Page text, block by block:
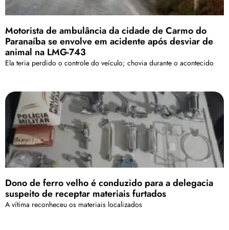
Motorista de ambulância da cidade de Carmo do
Paranaíba se envolve em acidente após desviar de
animal na LMG-743
Ela teria perdido o controle do veículo; chovia durante o acontecido
Dono de ferro velho é conduzido para a delegacia
suspeito de receptar materiais furtados
A vítima reconheceu os materiais localizados